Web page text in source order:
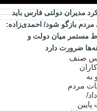
مدیران دولتی فارس باید
مردم بازگو شود/ احمدی‌زاده:
مستمر میان دولت و
ضرورت دارد